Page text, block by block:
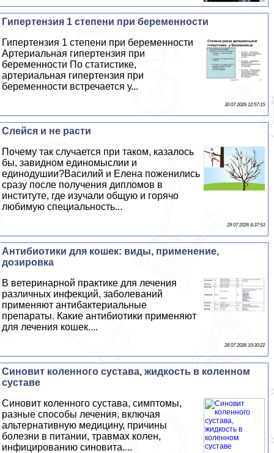
Гипертензия 1 степени при беременности
Гипертензия 1 степени при беременности
Артериальная гипертензия при
беременности По статистике,
артериальная гипертензия при
беременности встречается у...
30 07 2026 12:57:15
Слейся и не расти
Почему так случается при таком, казалось
бы, завидном единомыслии и
единодушии?Василий и Елена поженились
сразу после получения дипломов в
институте, где изучали общую и горячо
любимую специальность...
29 07 2026 8:37:53
Антибиотики для кошек: виды, применение,
дозировка
В ветеринарной пpaктике для лечения
различных инфекций, заболеваний
применяют антибактериальные
препараты. Какие антибиотики применяют
для лечения кошек....
28 07 2026 19:30:22
Синовит коленного сустава, жидкость в коленном
суставе
Синовит коленного сустава, симптомы,
разные способы лечения, включая
альтернативную медицину, причины
болезни в питании, травмах колен,
инфицированию синовита....